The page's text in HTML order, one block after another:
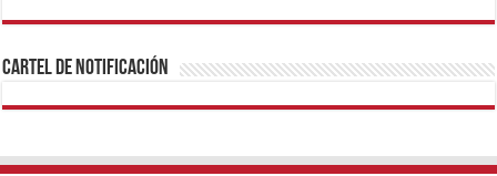
1xbetBetturkeyBetistKralbetSupertotobetTipobetMatadorbetMariobet
https://mvbcasino.com/
Cartel de Notificación